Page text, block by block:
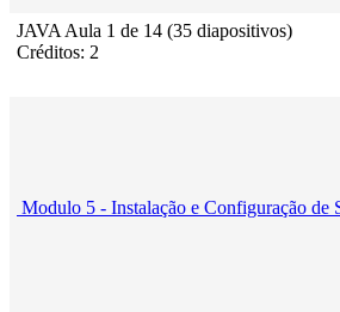
JAVA Aula 1 de 14 (35 diapositivos)
Créditos: 2
Modulo 5 - Instalação e Configuração de